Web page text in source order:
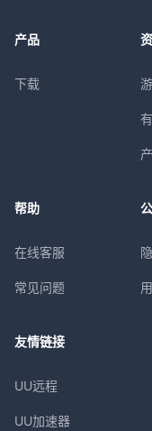
产品
下载
帮助
在线客服
常见问题
友情链接
UU远程
UU加速器